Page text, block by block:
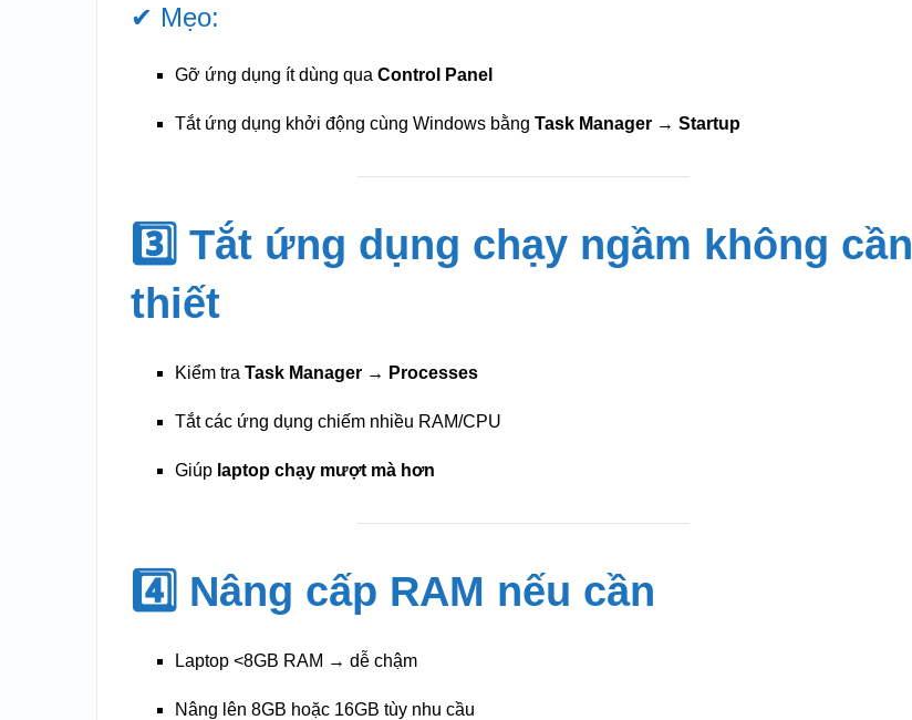
✔ Mẹo:
Gỡ ứng dụng ít dùng quaControl Panel
Tắt ứng dụng khởi động cùng Windows bằngTask Manager → Startup
3️⃣ Tắt ứng dụng chạy ngầm không cần
thiết
Kiểm traTask Manager → Processes
Tắt các ứng dụng chiếm nhiều RAM/CPU
Giúp laptop chạy mượt mà hơn
4️⃣ Nâng cấp RAM nếu cần
Laptop <8GB RAM → dễ chậm
Nâng lên 8GB hoặc 16GB tùy nhu cầu